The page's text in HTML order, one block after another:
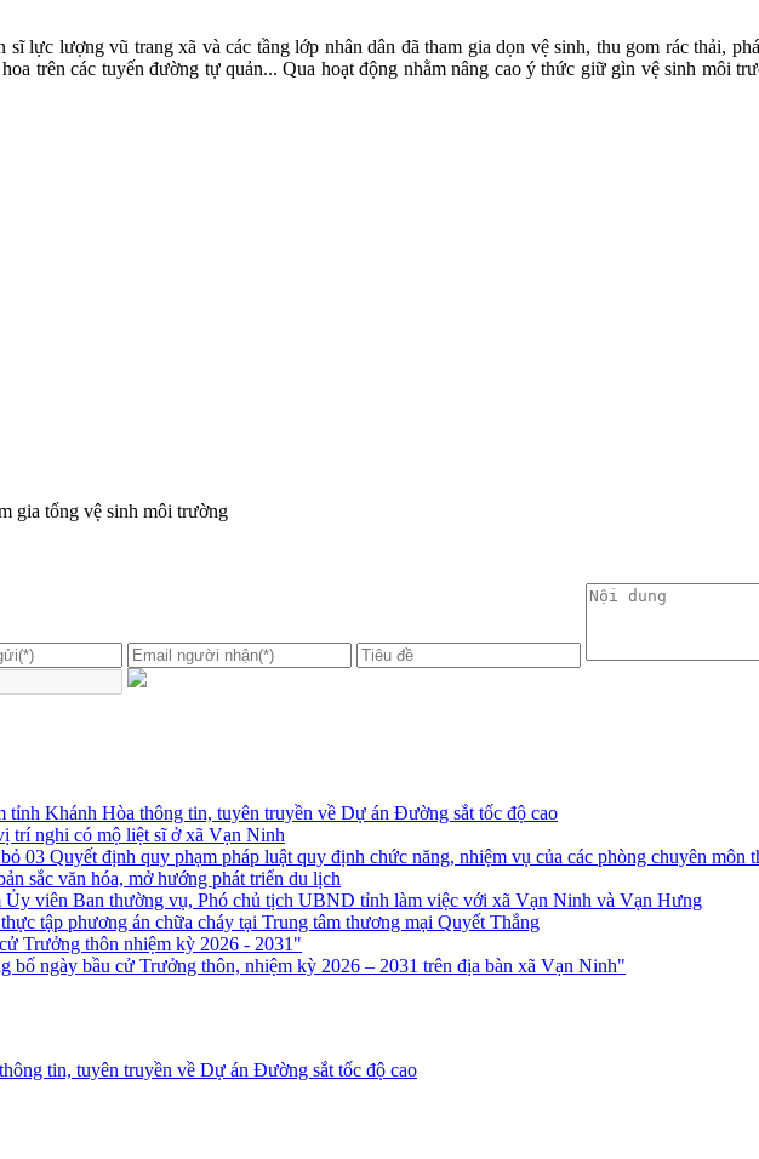
lực lượng vũ trang xã và các tầng lớp nhân dân đã tham gia dọn vệ sinh, thu gom rác thải,
trên các tuyến đường tự quản... Qua hoạt động nhằm nâng cao ý thức giữ gìn vệ sinh môi
gia tổng vệ sinh môi trường
Khánh Hòa thông tin, tuyên truyền về Dự án Đường sắt tốc độ cao
trí nghi có mộ liệt sĩ ở xã Vạn Ninh
03 Quyết định quy phạm pháp luật quy định chức năng, nhiệm vụ của các phòng chuyên
sắc văn hóa, mở hướng phát triển du lịch
viên Ban thường vụ, Phó chủ tịch UBND tỉnh làm việc với xã Vạn Ninh và Vạn Hưng
tập phương án chữa cháy tại Trung tâm thương mại Quyết Thắng
Trưởng thôn nhiệm kỳ 2026 - 2031"
bố ngày bầu cử Trưởng thôn, nhiệm kỳ 2026 – 2031 trên địa bàn xã Vạn Ninh"
tin, tuyên truyền về Dự án Đường sắt tốc độ cao